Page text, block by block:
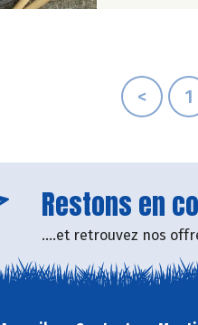
< 1
Restons en
....et retrouvez nos